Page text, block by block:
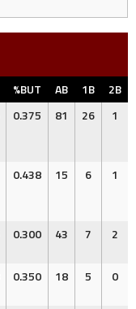
%BUT AB 1B 2B
0.375 81 26 1
0.438 15 6 1
0.300 43 7 2
0.350 18 5 0